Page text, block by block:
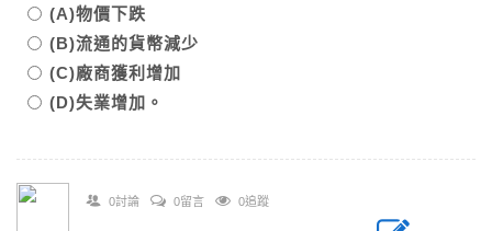
(A)物價下跌
(B)流通的貨幣減少
(C)廠商獲利增加
(D)失業增加。
0討論 0留言 0追蹤